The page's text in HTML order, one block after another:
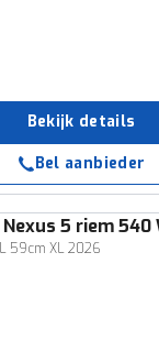
Bekijk details
Bel aanbieder
5 riem 540
59cm XL 2026